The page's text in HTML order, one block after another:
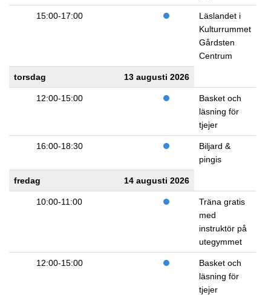
15:00-17:00
Läslandet i
Kulturrummet
Gårdsten
Centrum
torsdag 13 augusti 2026
12:00-15:00
Basket och
läsning för
tjejer
16:00-18:30
Biljard &
pingis
fredag 14 augusti 2026
10:00-11:00
Träna gratis
med
instruktör på
utegymmet
12:00-15:00
Basket och
läsning för
tjejer